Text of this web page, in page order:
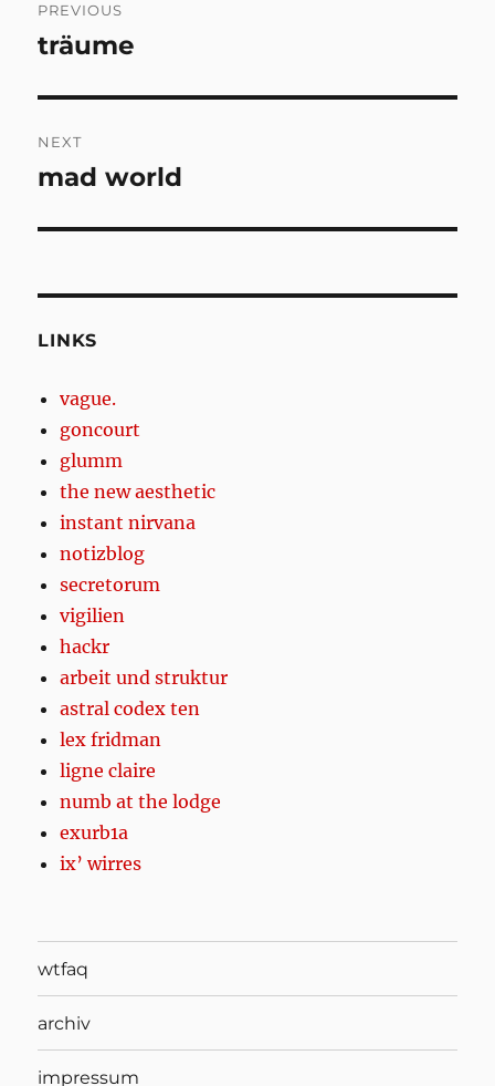
navigation
PREVIOUS
Previous
träume
NEXT
Next
mad world
LINKS
vague.
goncourt
glumm
the new aesthetic
instant nirvana
notizblog
secretorum
vigilien
hackr
arbeit und struktur
astral codex ten
lex fridman
ligne claire
numb at the lodge
exurb1a
ix’ wirres
wtfaq
archiv
impressum